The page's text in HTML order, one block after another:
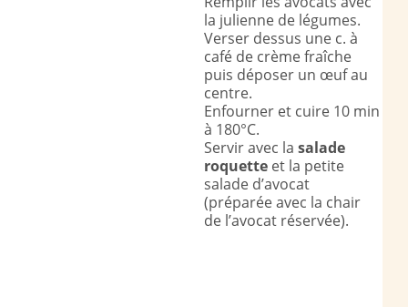
la julienne de légumes.
Verser dessus une c. à
café de crème fraîche
puis déposer un œuf au
centre.
Enfourner et cuire 10 min
à 180°C.
Servir avec la salade
roquette et la petite
salade d’avocat
(préparée avec la chair
de l’avocat réservée).